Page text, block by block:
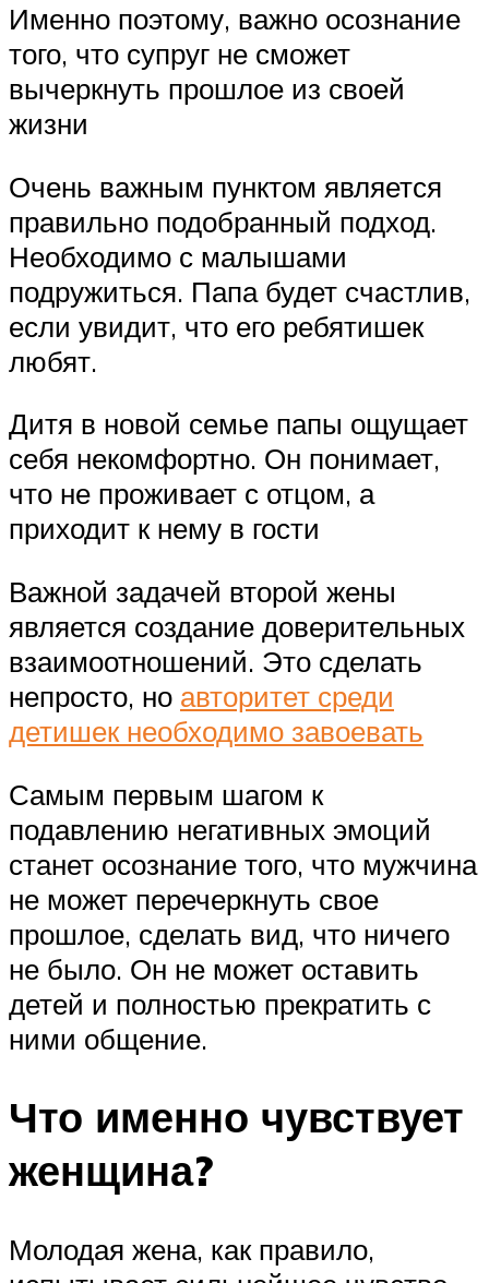
Именно поэтому, важно осознание
того, что супруг не сможет
вычеркнуть прошлое из своей
жизни
Очень важным пунктом является
правильно подобранный подход.
Необходимо с малышами
подружиться. Папа будет счастлив,
если увидит, что его ребятишек
любят.
Дитя в новой семье папы ощущает
себя некомфортно. Он понимает,
что не проживает с отцом, а
приходит к нему в гости
Важной задачей второй жены
является создание доверительных
взаимоотношений. Это сделать
непросто, но авторитет среди
детишек необходимо завоевать
Самым первым шагом к
подавлению негативных эмоций
станет осознание того, что мужчина
не может перечеркнуть свое
прошлое, сделать вид, что ничего
не было. Он не может оставить
детей и полностью прекратить с
ними общение.
Что именно чувствует
женщина?
Молодая жена, как правило,